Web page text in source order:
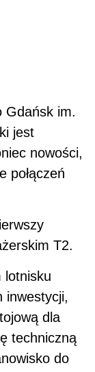
Gdańsk im.
jest
nowości,
połączeń
T2.
lotnisku
inwestycji,
dla
techniczną
do